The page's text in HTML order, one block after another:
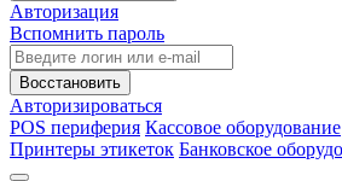
Авторизация
Вспомнить пароль
Восстановить
Авторизироваться
POS периферия Кассовое оборудование
Принтеры этикеток Банковское